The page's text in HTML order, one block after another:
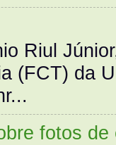
Riul
(FCT) da
fotos de